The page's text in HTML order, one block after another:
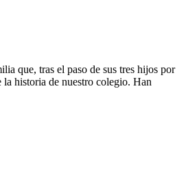
que, tras el paso de sus tres hijos por
historia de nuestro colegio. Han